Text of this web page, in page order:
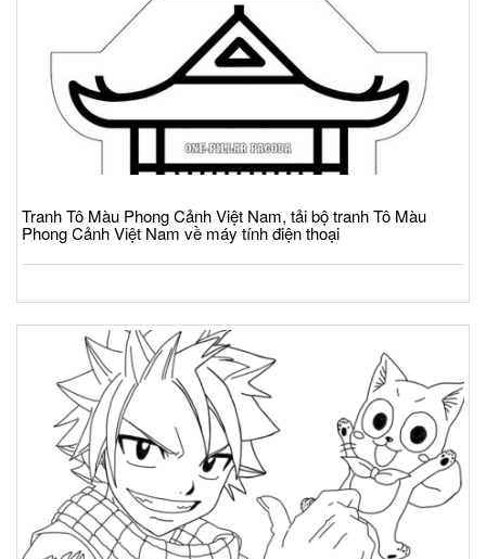
Tranh Tô Màu Phong Cảnh Việt Nam, tải bộ tranh Tô Màu
Phong Cảnh Việt Nam về máy tính điện thoại